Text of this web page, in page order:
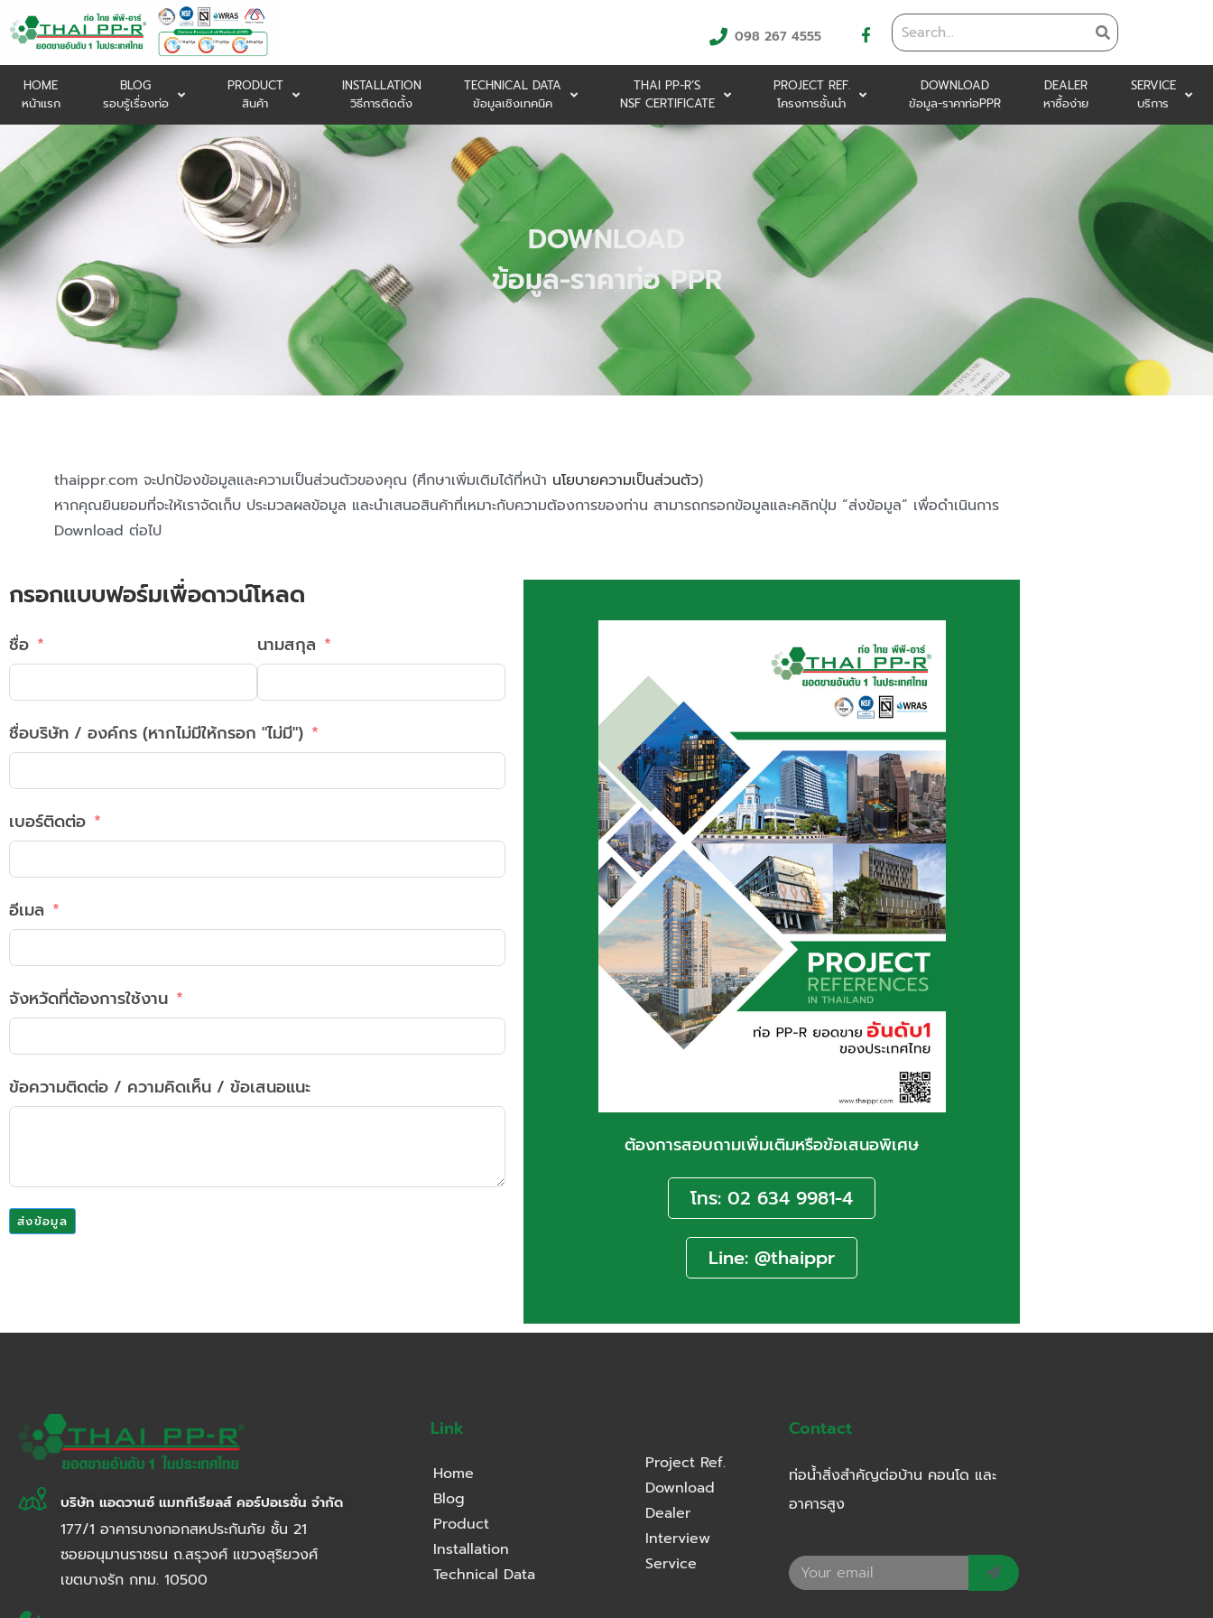
098 267 4555
HOME
หน้าแรก
BLOG
รอบรู้เรื่องท่อ
PRODUCT
สินค้า
INSTALLATION
วิธีการติดตั้ง
TECHNICAL DATA
ข้อมูลเชิงเทคนิค
THAI PP-R’S
NSF CERTIFICATE
PROJECT REF.
โครงการชั้นนำ
DOWNLOAD
ข้อมูล-ราคาท่อPPR
DEALER
หาซื้อง่าย
SERVICE
บริการ
DOWNLOAD
ข้อมูล-ราคาท่อ PPR
thaippr.com จะปกป้องข้อมูลและความเป็นส่วนตัวของคุณ (ศึกษาเพิ่มเติมได้ที่หน้า นโยบายความเป็นส่วนตัว)
หากคุณยินยอมที่จะให้เราจัดเก็บ ประมวลผลข้อมูล และนำเสนอสินค้าที่เหมาะกับความต้องการของท่าน สามารถกรอกข้อมูลและคลิกปุ่ม “ส่งข้อมูล” เพื่อดำเนินการ
Download ต่อไป
กรอกแบบฟอร์มเพื่อดาวน์โหลด
ชื่อ นามสกุล
ชื่อบริษัท / องค์กร (หากไม่มีให้กรอก "ไม่มี")
เบอร์ติดต่อ
อีเมล
จังหวัดที่ต้องการใช้งาน
ข้อความติดต่อ / ความคิดเห็น / ข้อเสนอแนะ
ส่งข้อมูล
ต้องการสอบถามเพิ่มเติมหรือข้อเสนอพิเศษ
โทร: 02 634 9981-4
Line: @thaippr
บริษัท แอดวานซ์ แมททีเรียลส์ คอร์ปอเรชั่น จำกัด
177/1 อาคารบางกอกสหประกันภัย ชั้น 21
ซอยอนุมานราชธน ถ.สรุวงศ์ แขวงสุริยวงศ์
เขตบางรัก กทม. 10500
Link
Home
Blog
Product
Installation
Technical Data
Project Ref.
Download
Dealer
Interview
Service
Contact
ท่อน้ำสิ่งสำคัญต่อบ้าน คอนโด และ
อาคารสูง